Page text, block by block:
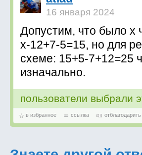
16 января 2024
Допустим, что было х
х-12+7-5=15, но для
схеме: 15+5-7+12=25
изначально.
пользователи выбрали
в избранное ссылка отблагодарить